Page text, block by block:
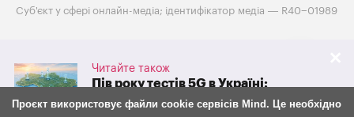
Читайте також
Пів року тестів 5G в Україні:
скільки абонентів уже
користуються технологію та
Cуб'єкт у сфері онлайн-медіа; ідентифікатор медіа — R40−01989
Проєкт використовує файли cookie сервісів Mind. Це необхідно